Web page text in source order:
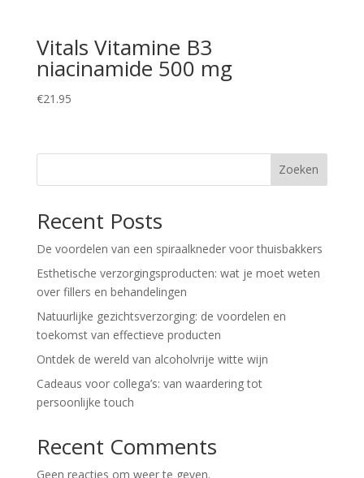
Vitals Vitamine B3
niacinamide 500 mg
€21.95
Zoeken
Recent Posts
De voordelen van een spiraalkneder voor thuisbakkers
Esthetische verzorgingsproducten: wat je moet weten
over fillers en behandelingen
Natuurlijke gezichtsverzorging: de voordelen en
toekomst van effectieve producten
Ontdek de wereld van alcoholvrije witte wijn
Cadeaus voor collega’s: van waardering tot
persoonlijke touch
Recent Comments
Geen reacties om weer te geven.